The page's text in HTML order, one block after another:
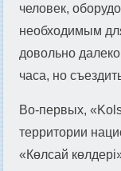
человек,
необходимым
довольно
часа, но
Во-первых,
территории
«Көлсай